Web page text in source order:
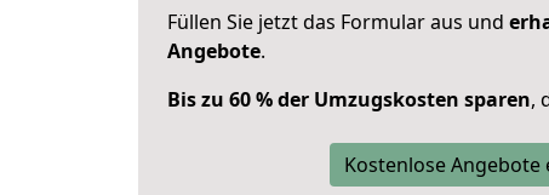
Füllen Sie jetzt das Formular aus und
Angebote.
Bis zu 60 % der Umzugskosten sparen,
Kostenlose Angebote